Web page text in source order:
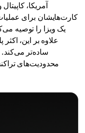
آمریکا،
کارت‌هایشان برای
یک ویزا را توصیه
علاوه بر این،
ساده‌تر می‌کند.
محدودیت‌های